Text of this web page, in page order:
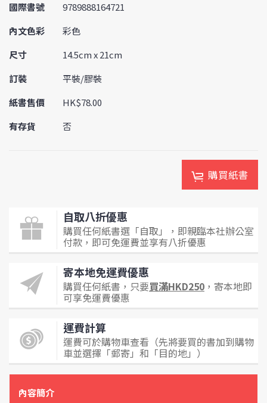
國際書號
9789888164721
內文色彩
彩色
尺寸
14.5cm x 21cm
訂裝
平裝/膠裝
紙書售價
HK$78.00
有存貨
否
購買紙書
自取八折優惠
購買任何紙書選「自取」，即親臨本社辦公室
付款，即可免運費並享有八折優惠
寄本地免運費優惠
購買任何紙書，只要買滿HKD250 ，寄本地即
可享免運費優惠
運費計算
運費可於購物車查看（先將要買的書加到購物
車並選擇「郵寄」和「目的地」）
內容簡介